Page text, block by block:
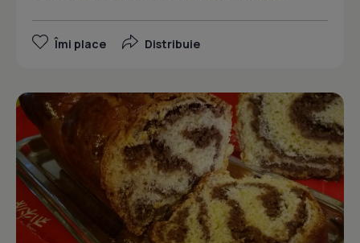
Îmi place Distribuie